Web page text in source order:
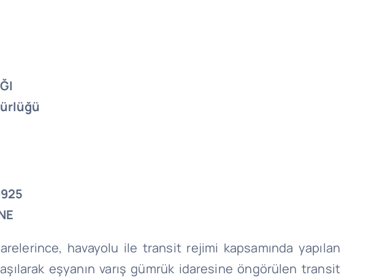
havayolu ile transit rejimi kapsamında yapılan
eşyanın varış gümrük idaresine öngörülen transit